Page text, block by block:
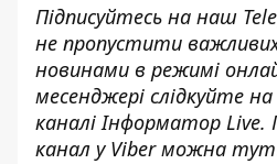
Підписуйтесь на наш
не пропустити
новинами в режимі
месенджері слідкуйте
каналіІнформатор Live.
канал у Viber можна тут